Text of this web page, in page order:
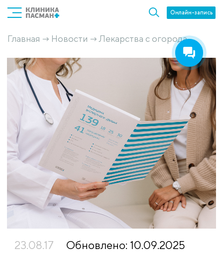
Онлайн-запись
Главная → Новости →Лекарства с огорода
23.08.17 Обновлено: 10.09.2025